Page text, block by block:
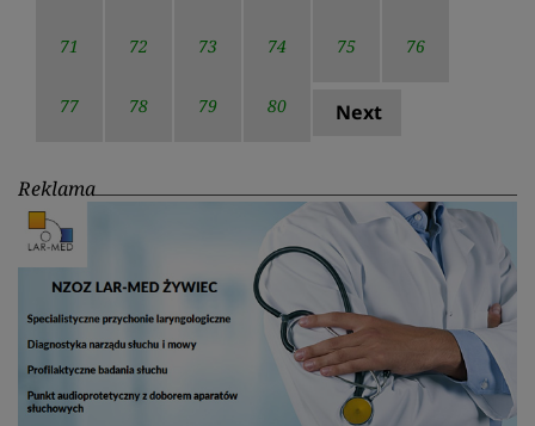
71 72 73 74 75 76
77 78 79 80 Next
Reklama